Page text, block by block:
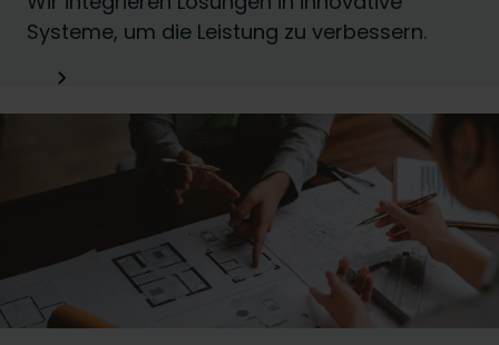
Systeme, um die Leistung zu verbessern.